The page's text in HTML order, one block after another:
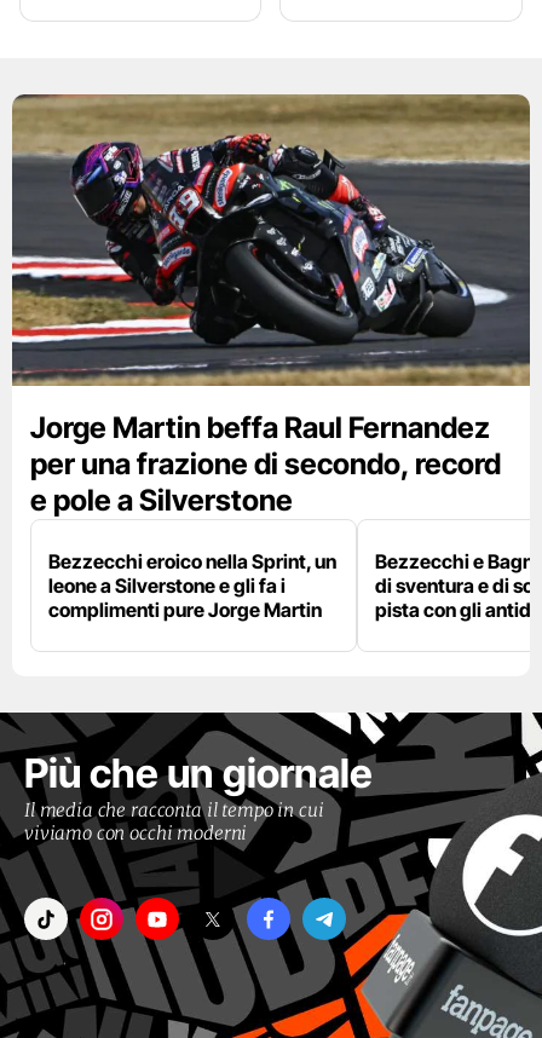
Jorge Martin beffa Raul Fernandez
per una frazione di secondo, record
e pole a Silverstone
Bezzecchi eroico nella Sprint, un
leone a Silverstone e gli fa i
complimenti pure Jorge Martin
Bezzecchi e
di sventura e di
pista con gli
Più che un giornale
Il media che racconta il tempo in cui
viviamo con occhi moderni